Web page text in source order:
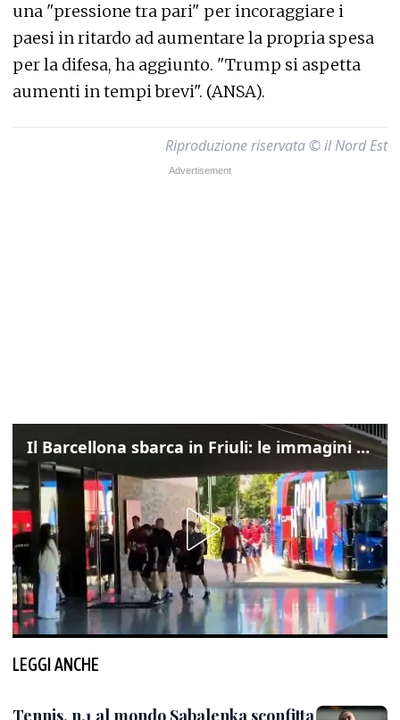
una "pressione tra pari" per incoraggiare i
paesi in ritardo ad aumentare la propria spesa
per la difesa, ha aggiunto. "Trump si aspetta
aumenti in tempi brevi". (ANSA).
Riproduzione riservata © il Nord Est
Il Barcellona sbarca in Friuli: le immagini dell'arrivo in albergo
LEGGI ANCHE
Tennis, n.1 al mondo Sabalenka sconfitta